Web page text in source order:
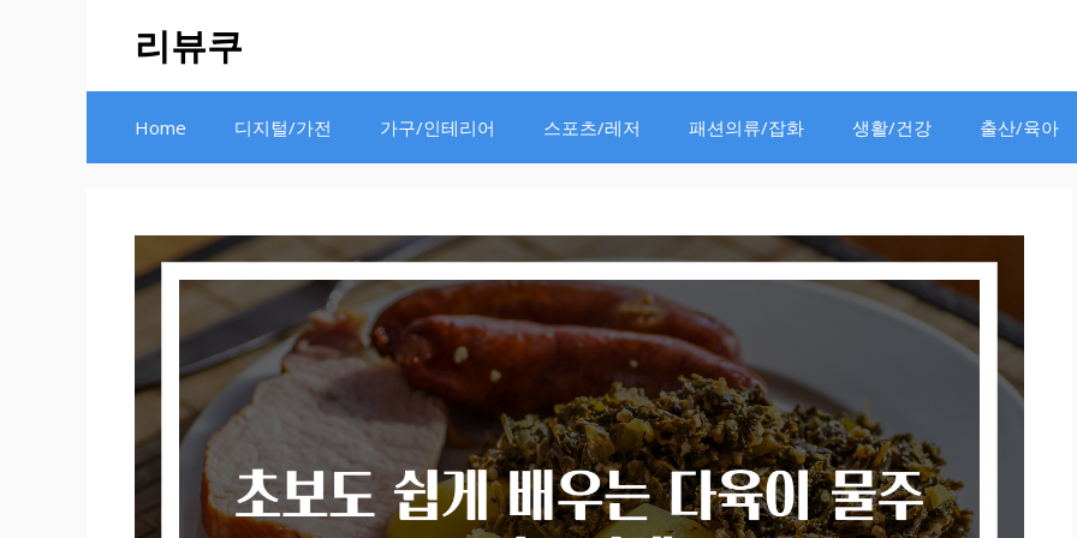
리뷰쿠
Home 디지털/가전 가구/인테리어 스포츠/레저 패션의류/잡화 생활/건강 출산/육아